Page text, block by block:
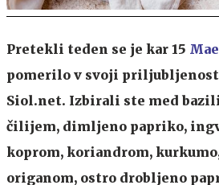
Pretekli teden se je kar 15
pomerilo v svoji
Siol.net. Izbirali ste med
čilijem, dimljeno papriko,
koprom, koriandrom,
origanom, ostro drobljeno